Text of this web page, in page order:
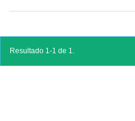
Resultado 1-1 de 1.